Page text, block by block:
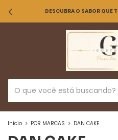
DESCUBRA O SABOR QUE
Início > POR MARCAS > DAN CAKE